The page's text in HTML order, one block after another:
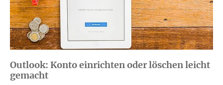
Outlook: Konto einrichten oder löschen leicht
gemacht